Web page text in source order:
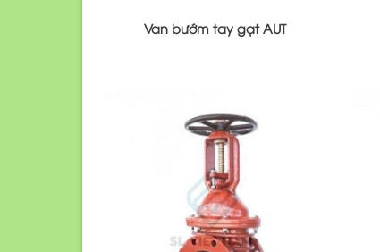
Van bướm tay gạt AUT